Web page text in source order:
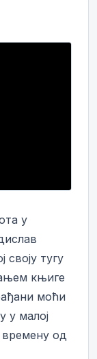
у
своју тугу
књиге
моћи
у малој
од